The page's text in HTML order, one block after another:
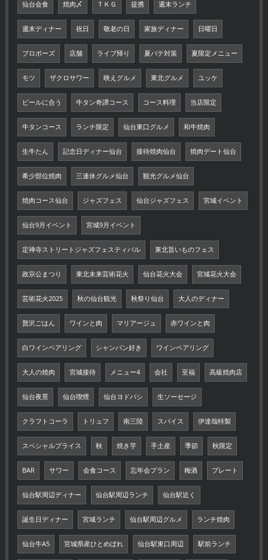
仙台会食 焼肉〆 ＴＫＧ 提携 週末ランチ
週末ディナー 祝日 敬老の日 家族ディナー 日曜日
プロポーズ 店舗 ライブ帰り 夏バテ対策 夏限定メニュー
モツ ザクロサワー 映えグルメ 東北グルメ ユッケ
ビールに合う 牛タン奇譚コース コース料理 当店限定
牛タンコース ランチ限定 仙台東口グルメ 和牛焼肉
生牛たん 記念日ディナー仙台 接待焼肉仙台 焼肉デート仙台
希少部位焼肉 三連休グルメ仙台 観光グルメ仙台
焼肉コース仙台 ジャズフェス 仙台ジャズフェス 宮城イベント
仙台9月イベント 宮城9月イベント
定禅寺ストリートジャズフェスティバル 東北旨いものフェス
政宗公まつり 東北未来芸術花火 仙台花火大会 宮城花火大会
芸術花火2025 秋の仙台観光 秋祭り仙台 大人のディナー
贅沢ごはん ワインと肉 マリアージュ 赤ワインと肉
白ワインペアリング シャンパン好き ワインペアリング
大人の焼肉 宮城接待 メニュー4 会社 至福 高級焼肉店
仙台夜景 仙台喫煙 仙台ヨドバシ 生ソーセージ
クラフトコーラ トリュフ 南三陸 スパイス 伊達哉特製
スペシャルプライス 秋 焼き芋 手土産 季節 秋限定
BAR サワー 会食コース 忘年会プラン 梅酒 プレート
仙台駅周辺ディナー 仙台駅周辺ランチ 仙台駅近く
誕生日ディナー 宮城ランチ 仙台駅周辺グルメ ランチ焼肉
仙台牛A5 宮城県産ひとめぼれ 仙台駅東口周辺 駅前ランチ